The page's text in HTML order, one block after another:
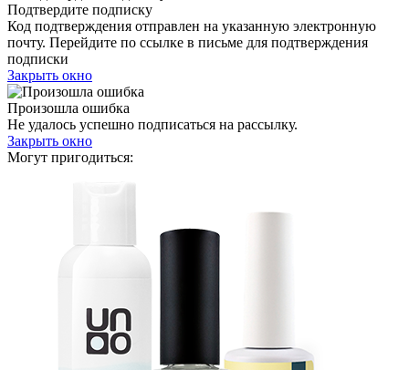
Подтвердите подписку
Код подтверждения отправлен на указанную электронную
почту. Перейдите по ссылке в письме для подтверждения
подписки
Закрыть окно
Произошла ошибка
Не удалось успешно подписаться на рассылку.
Закрыть окно
Могут пригодиться: